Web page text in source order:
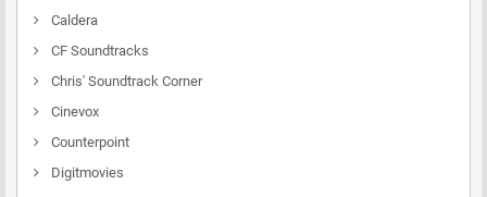
Caldera
CF Soundtracks
Chris' Soundtrack Corner
Cinevox
Counterpoint
Digitmovies